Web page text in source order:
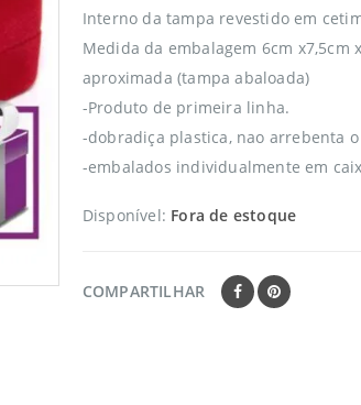
Interno da tampa revestido em
Medida da embalagem 6cm x7,5cm
aproximada (tampa abaloada)
-Produto de primeira linha.
-dobradiça plastica, nao arrebenta
-embalados individualmente em
Disponível: Fora de estoque
COMPARTILHAR